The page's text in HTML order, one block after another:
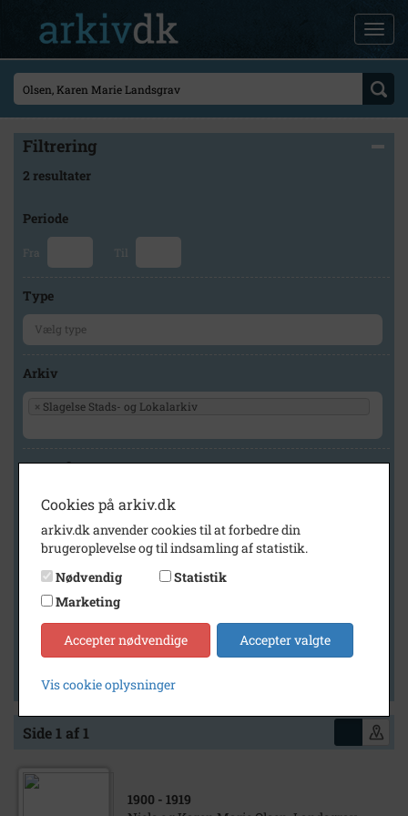
Filtrering
2 resultater
Periode
Fra Til
Type
Arkiv
× Slagelse Stads- og Lokalarkiv
Geografi
Generelt
Vis kun med billeder
Vis kun med filmklip
Vis kun med lydklip
Vis kun med kilder
Vis kun med geo-tag
Side 1 af 1
1900 - 1919
Cookies på arkiv.dk
arkiv.dk anvender cookies til at forbedre din
brugeroplevelse og til indsamling af statistik.
Nødvendig
Statistik
Marketing
Accepter nødvendige Accepter valgte
Vis cookie oplysninger